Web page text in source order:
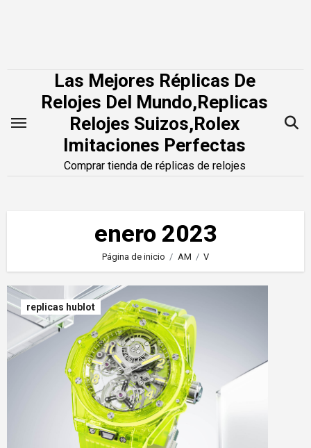
Las Mejores Réplicas De
Relojes Del Mundo,Replicas
Relojes Suizos,Rolex
Imitaciones Perfectas
Comprar tienda de réplicas de relojes
enero 2023
Página de inicio AM V
replicas hublot